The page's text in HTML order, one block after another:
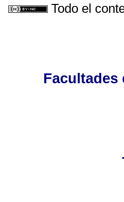
Todo el
Facultades